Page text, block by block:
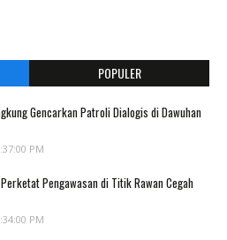
POPULER
Gencarkan Patroli Dialogis di Dawuhan
PM
Pengawasan di Titik Rawan Cegah
PM